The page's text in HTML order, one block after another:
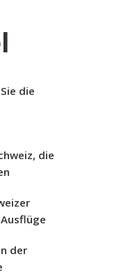
die
die
der